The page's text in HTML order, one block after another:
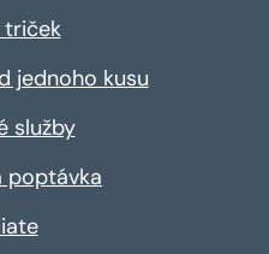
triček
jednoho kusu
služby
poptávka